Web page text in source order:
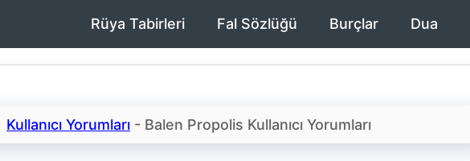
Rüya Tabirleri Fal Sözlüğü Burçlar Dua
Kullanıcı Yorumları - Balen Propolis Kullanıcı Yorumları​